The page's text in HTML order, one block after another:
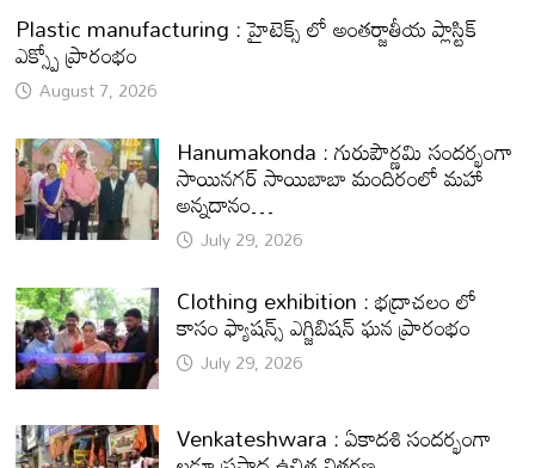
Plastic manufacturing : హైటెక్స్ లో అంతర్జాతీయ ప్లాస్టిక్
ఎక్స్పో ప్రారంభం
August 7, 2026
Hanumakonda : గురుపౌర్ణమి సందర్భంగా
సాయినగర్‌ సాయిబాబా మందిరంలో మహా
అన్నదానం…
July 29, 2026
Clothing exhibition : భద్రాచలం లో
కాసం ఫ్యాషన్స్ ఎగ్జిబిషన్ ఘన ప్రారంభం
July 29, 2026
Venkateshwara : ఏకాదశి సందర్భంగా